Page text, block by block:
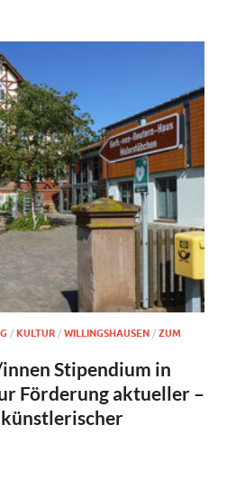
/ KULTUR / WILLINGSHAUSEN / ZUM
Stipendium in
Förderung aktueller –